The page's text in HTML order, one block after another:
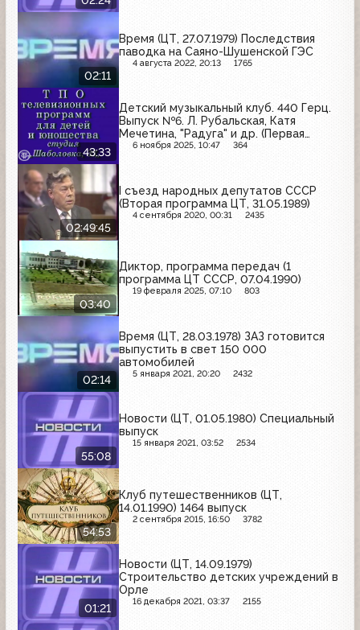
02:11
Время (ЦТ, 27.07.1979) Последствия
паводка на Саяно-Шушенской ГЭС
4 августа 2022, 20:13 1765
43:33
Детский музыкальный клуб. 440 Герц.
Выпуск №6. Л. Рубальская, Катя
Мечетина, "Радуга" и др. (Первая
программа ЦТ, 1991)
6 ноября 2025, 10:47 364
02:49:45
I съезд народных депутатов СССР
(Вторая программа ЦТ, 31.05.1989)
4 сентября 2020, 00:31 2435
03:40
Диктор, программа передач (1
программа ЦТ СССР, 07.04.1990)
19 февраля 2025, 07:10 803
02:14
Время (ЦТ, 28.03.1978) ЗАЗ готовится
выпустить в свет 150 000
автомобилей
5 января 2021, 20:20 2432
55:08
Новости (ЦТ, 01.05.1980) Специальный
выпуск
15 января 2021, 03:52 2534
54:53
Клуб путешественников (ЦТ,
14.01.1990) 1464 выпуск
2 сентября 2015, 16:50 3782
01:21
Новости (ЦТ, 14.09.1979)
Строительство детских учреждений в
Орле
16 декабря 2021, 03:37 2155